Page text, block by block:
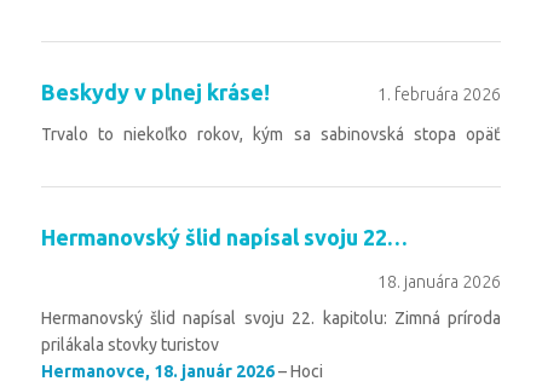
Čítaj viac
Beskydy v plnej kráse! 1. februára 2026
Trvalo to niekoľko rokov, kým sa sabinovská stopa opäť
Tentoraz nás
Hermanovský šlid napísal svoju 22. kapitolu – 18. 1. 2026
18. januára 2026
Hermanovský šlid napísal svoju 22. kapitolu: Zimná príroda
prilákala stovky turistov
Hermanovce, 18. január 2026– Hoci